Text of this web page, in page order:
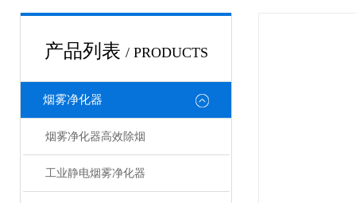
产品列表 / PRODUCTS
烟雾净化器
烟雾净化器高效除烟
工业静电烟雾净化器